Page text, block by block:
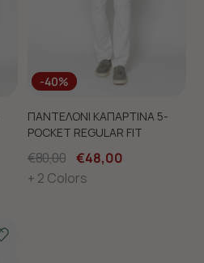
-40%
ΠΑΝΤΕΛΟΝΙ ΚΑΠΑΡΤΙΝΑ 5-
POCKET REGULAR FIT
€80,00 €48,00
+ 2 Colors